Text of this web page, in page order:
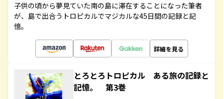
子供の頃から夢見ていた南の島に滞在することになった筆者
が、島で出合うトロピカルでマジカルな45日間の記録と記
憶。
詳細を見る
とろとろトロピカル ある旅の記録と
記憶。 第3巻